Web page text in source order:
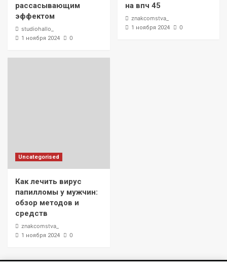
рассасывающим
эффектом
studiohallo_
1 ноября 2024 0
на впч 45
znakcomstva_
1 ноября 2024 0
Uncategorised
Как лечить вирус
папилломы у мужчин:
обзор методов и
средств
znakcomstva_
1 ноября 2024 0